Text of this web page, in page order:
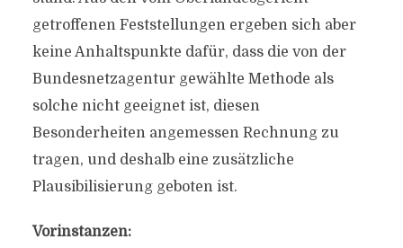
getroffenen Feststellungen ergeben sich aber
keine Anhaltspunkte dafür, dass die von der
Bundesnetzagentur gewählte Methode als
solche nicht geeignet ist, diesen
Besonderheiten angemessen Rechnung zu
tragen, und deshalb eine zusätzliche
Plausibilisierung geboten ist.
Vorinstanzen: